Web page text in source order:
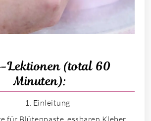
Lektionen (total 60
Minuten):
Einleitung
für Blütenpaste, essbaren Kleber,